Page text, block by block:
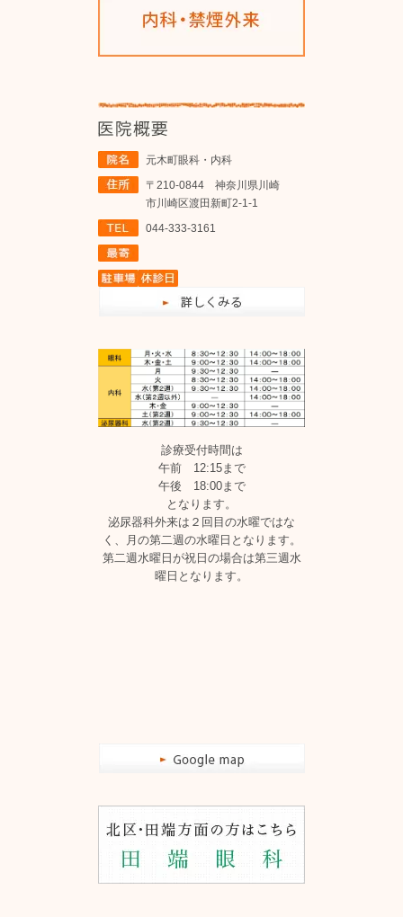
元木町眼科・内科
〒210-0844 神奈川県川崎
市川崎区渡田新町2-1-1
044-333-3161
診療受付時間は
午前 12:15まで
午後 18:00まで
となります。
泌尿器科外来は２回目の水曜ではな
く、月の第二週の水曜日となります。
第二週水曜日が祝日の場合は第三週水
曜日となります。